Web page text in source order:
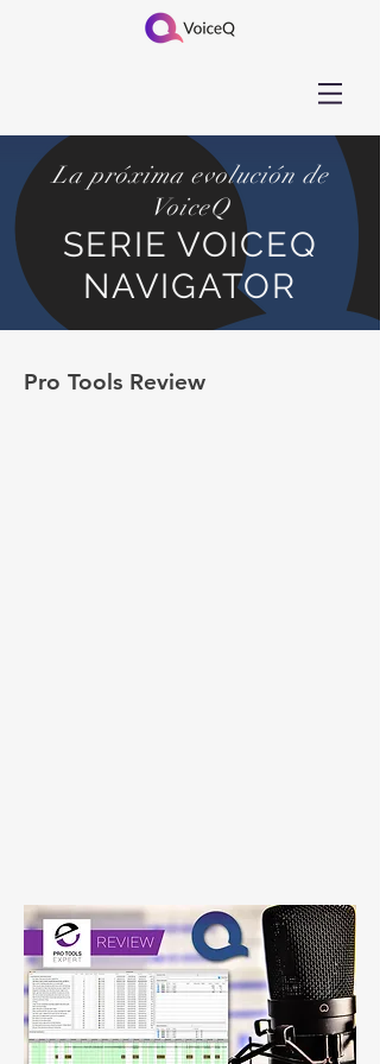
La próxima evolución de
VoiceQ
SERIE VOICEQ
NAVIGATOR
Pro Tools Review